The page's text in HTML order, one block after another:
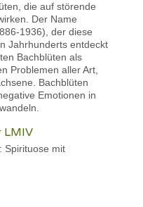
die auf störende
Der Name
1936), der diese
Jahrhunderts entdeckt
Bachblüten als
Problemen aller Art,
Bachblüten
Emotionen in
LMIV
Spirituose mit